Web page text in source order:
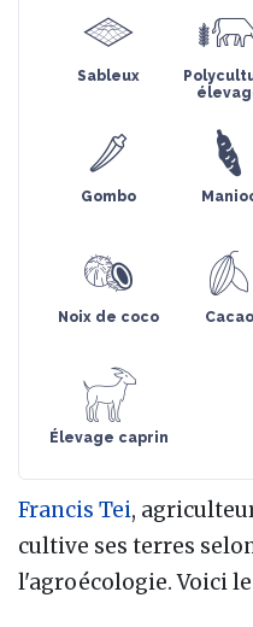
Sableux
Gombo
Noix de coco Cacao
Élevage caprin
Francis Tei,
cultive ses terres
l'agroécologie. Voici